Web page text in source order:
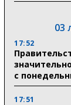
03
17:52
с
17:51